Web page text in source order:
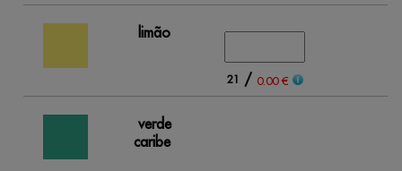
limão
21 / 0.00 €
verde
caribe